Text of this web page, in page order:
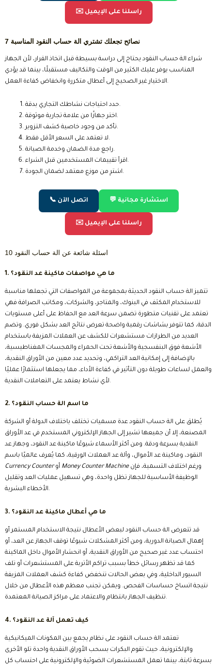
✉️ راسلنا على الإيميل
7 نصائح تجعلك تشتري الة حساب النقود المناسبة
شراء الة حساب النقود يحتاج إلى دراسة بسيطة قبل اتخاذ القرار، لأن الجهاز
المناسب يوفر عليك الكثير من الوقت والتكاليف مستقبلًا، بينما قد يؤدي
الاختيار غير الصحيح إلى أعطال متكررة وانخفاض كفاءة العمل.
حدد احتياجات نشاطك التجاري بدقة.
اختر جهازًا من علامة تجارية موثوقة.
تأكد من وجود خاصية كشف التزوير.
لا تعتمد على السعر الأقل فقط.
راجع مدة الضمان وخدمة الصيانة.
اقرأ تقييمات المستخدمين قبل الشراء.
اشترِ من موزع معتمد لضمان الجودة.
📞 اتصل الآن 💬 استشارة مجانية
✉️ راسلنا على الإيميل
10 اسئلة شائعة عن الة حساب النقود
1. ما هي مواصفات ماكينة عد النقود؟
تتميز الة حساب النقود الحديثة بمجموعة من المواصفات التي تجعلها مناسبة
للاستخدام المكثف في البنوك، والمتاجر، والشركات، ومكاتب الصرافة فهي
تعتمد على تقنيات متطورة تضمن سرعة العد مع الحفاظ على أعلى مستويات
الدقة، كما تتوفر بشاشات رقمية واضحة تعرض نتائج العد بشكل فوري. وتضم
العديد من الطرازات مستشعرات للكشف عن العملات المزيفة باستخدام
الأشعة فوق البنفسجية والأشعة تحت الحمراء والمجسات المغناطيسية،
بالإضافة إلى إمكانية العد التراكمي، وتحديد عدد معين من الأوراق النقدية،
والعمل لساعات طويلة دون التأثير في كفاءة الأداء، مما يجعلها استثمارًا عمليًا
لأي نشاط يعتمد على التعاملات النقدية.
2. ما اسم الة حساب النقود؟
يُطلق على الة حساب النقود عدة مسميات تختلف باختلاف الدولة أو الشركة
المصنعة، إلا أن جميعها تشير إلى الجهاز الإلكتروني المستخدم في عد الأوراق
النقدية بسرعة ودقة. ومن أكثر الأسماء شيوعًا ماكينة عد النقود، وجهاز عد
النقود، وماكينة عد الأموال، وآلة عد العملات الورقية، كما يُعرف عالميًا باسم
Currency Counter
Money Counter Machineورغم اختلاف التسمية، فإن
الوظيفة الأساسية للجهاز تظل واحدة، وهي تسهيل عمليات العد وتقليل
الأخطاء البشرية.
3. ما هي أعطال ماكينة عد النقود؟
قد تتعرض الة حساب النقود لبعض الأعطال نتيجة الاستخدام المستمر أو
إهمال الصيانة الدورية، ومن أكثر المشكلات شيوعًا توقف الجهاز عن العد، أو
احتساب عدد غير صحيح من الأوراق النقدية، أو انحشار الأموال داخل الماكينة
كما قد تظهر رسائل خطأ بسبب تراكم الأتربة على المستشعرات أو تلف
السيور الداخلية، وفي بعض الحالات تنخفض كفاءة كشف العملات المزيفة
نتيجة اتساخ حساسات الفحص. ويمكن تجنب معظم هذه الأعطال من خلال
تنظيف الجهاز بانتظام والاعتماد على مراكز الصيانة المعتمدة.
4. كيف تعمل آلة عد النقود؟
تعتمد الة حساب النقود على نظام يجمع بين المكونات الميكانيكية
والإلكترونية، حيث تقوم البكرات بسحب الأوراق النقدية واحدة تلو الأخرى
بسرعة ثابتة، بينما تعمل المستشعرات الضوئية والإلكترونية على احتساب كل